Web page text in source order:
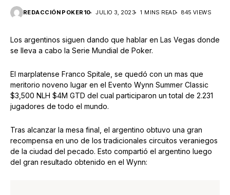
REDACCIÓN POKER10 JULIO 3, 2023 1 MINS READ 845 VIEWS
Los argentinos siguen dando que hablar en Las Vegas donde
se lleva a cabo la Serie Mundial de Poker.
El marplatense Franco Spitale, se quedó con un mas que
meritorio noveno lugar en el Evento Wynn Summer Classic
$3,500 NLH $4M GTD del cual participaron un total de 2.231
jugadores de todo el mundo.
Tras alcanzar la mesa final, el argentino obtuvo una gran
recompensa en uno de los tradicionales circuitos veraniegos
de la ciudad del pecado. Esto compartió el argentino luego
del gran resultado obtenido en el Wynn: